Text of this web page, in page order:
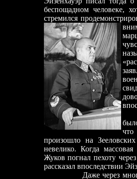
беспощадном человеке,
стремился
И
что
произошло на
невелико. Когда
Жуков погнал пехоту
рассказал впоследствии
Даже через много лет